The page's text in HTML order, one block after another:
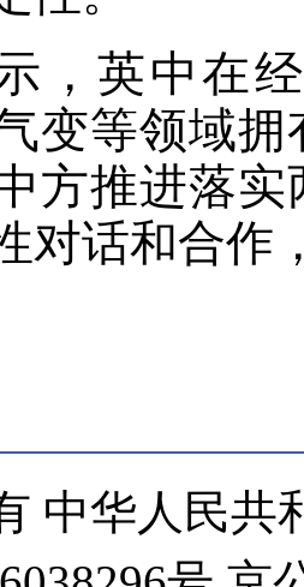
，英中在
变等领域
方推进落
对话和合作
中华人民共